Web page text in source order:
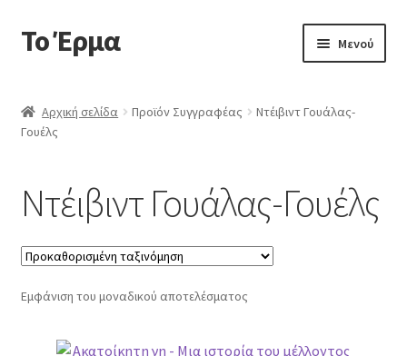
Απευθείας
μετάβαση
πλοήγηση
Μετάβαση
σε
Το Έρμα Μενού
Ποιοι είμαστε
Κατηγορίες Βιβλίων
υπό-
μενού
Αρχική σελίδα Προϊόν Συγγραφέας
Ντέιβιντ Γουάλας-
Γουέλς
Ντέιβιντ Γουάλας-Γουέλς
Εμφάνιση του μοναδικού αποτελέσματος